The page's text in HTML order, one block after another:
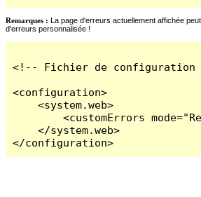
Remarques : La page d'erreurs actuellement affichée
d'erreurs personnalisée !
<!-- Fichier de configuration
<configuration>
    <system.web>
<customErrors
    </system.web>
</configuration>